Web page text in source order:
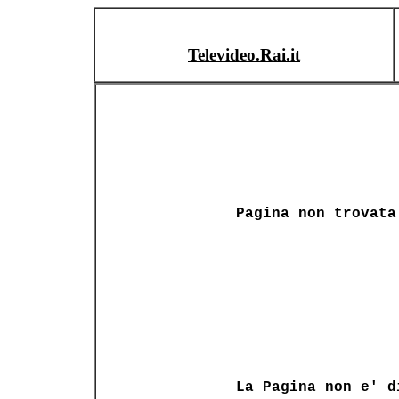
Televideo.Rai.it
Pagina non trovata
La Pagina non e'